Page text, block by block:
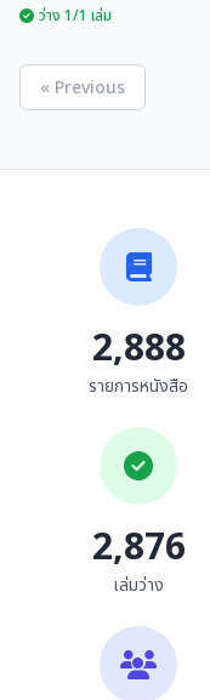
วรรณกรรมที่ตีพิมพ์ด้วย
ว่าง 1/1 เล่ม
« Previous
2,888
รายการหนังสือ
2,876
เล่มว่าง